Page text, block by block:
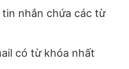
tin nhắn chứa các từ
có từ khóa nhất